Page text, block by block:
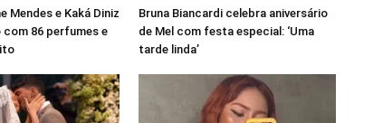
Mendes e Kaká Diniz
com 86 perfumes e
Bruna Biancardi celebra aniversário
de Mel com festa especial: ‘Uma
tarde linda’